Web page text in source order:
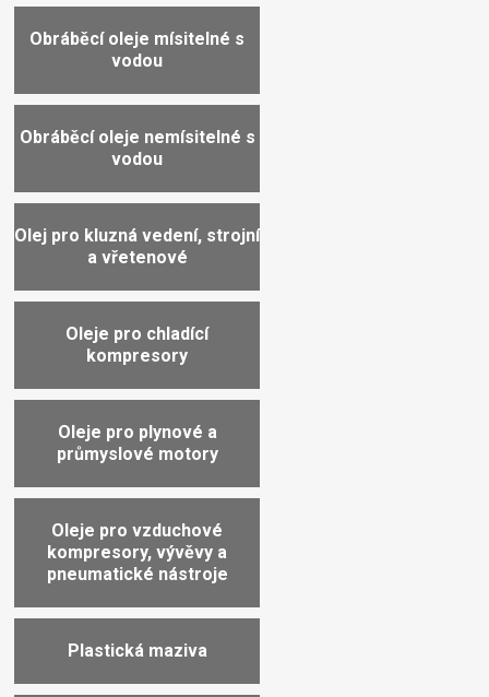
Obráběcí oleje mísitelné s
vodou
Obráběcí oleje nemísitelné s
vodou
Olej pro kluzná vedení, strojní
a vřetenové
Oleje pro chladící
kompresory
Oleje pro plynové a
průmyslové motory
Oleje pro vzduchové
kompresory, vývěvy a
pneumatické nástroje
Plastická maziva